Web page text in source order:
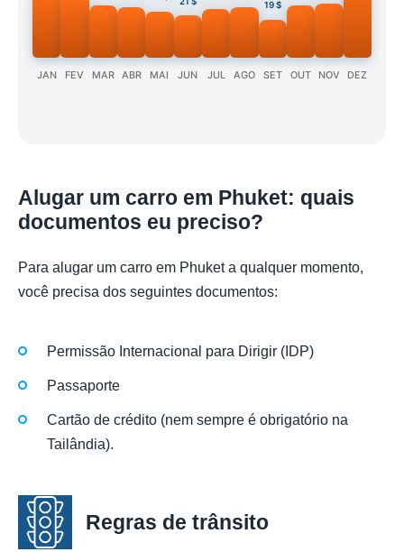
JAN FEV MAR ABR MAI JUN JUL AGO
19 $
SET OUT NOV DEZ
Alugar um carro em Phuket: quais
documentos eu preciso?
Para alugar um carro em Phuket a qualquer momento,
você precisa dos seguintes documentos:
Permissão Internacional para Dirigir (IDP)
Passaporte
Cartão de crédito (nem sempre é obrigatório na
Tailândia).
Regras de trânsito